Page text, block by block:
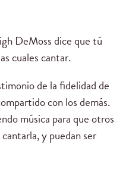
DeMoss dice que tú
cuales cantar.
de la fidelidad de
con los demás.
música para que otros
y puedan ser